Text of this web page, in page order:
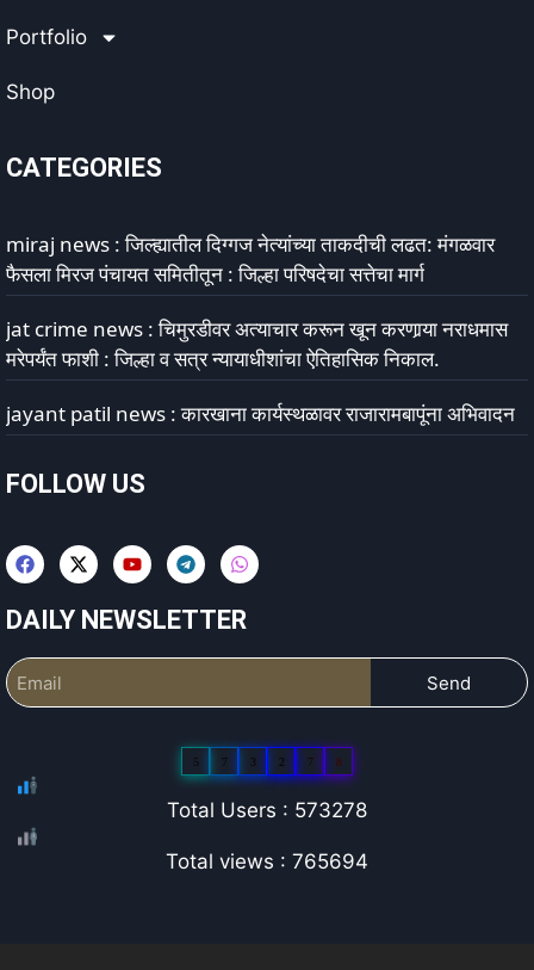
Portfolio
Shop
CATEGORIES
miraj news : जिल्ह्यातील दिग्गज नेत्यांच्या ताकदीची लढत: मंगळवार
फैसला मिरज पंचायत समितीतून : जिल्हा परिषदेचा सत्तेचा मार्ग
jat crime news : चिमुरडीवर अत्याचार करून खून करणार्‍या नराधमास
मरेपर्यंत फाशी : जिल्हा व सत्र न्यायाधीशांचा ऐतिहासिक निकाल.
jayant patil news : कारखाना कार्यस्थळावर राजारामबापूंना अभिवादन
FOLLOW US
DAILY NEWSLETTER
Send
5 7 3 2 7 8
Total Users : 573278
Total views : 765694